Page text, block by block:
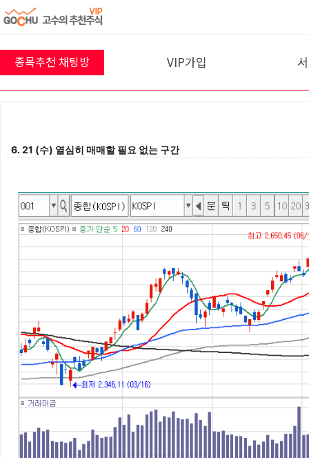
종목추천 채팅방 VIP가입
6. 21 (수) 열심히 매매할 필요 없는 구간